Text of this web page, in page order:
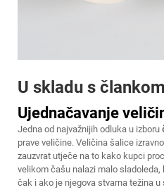
U skladu s
Ujednačavanje
Jedna od najvažnijih odluka u izboru
prave veličine. Veličina šalice
zauzvrat utječe na to kako kupci
velikom čašu nalazi malo
čak i ako je njegova stvarna težina